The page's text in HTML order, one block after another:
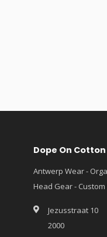
Dope On Cotton
Antwerp Wear -
Head Gear -
Jezusstraat 10
2000